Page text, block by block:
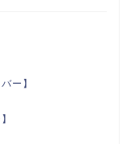
ー】